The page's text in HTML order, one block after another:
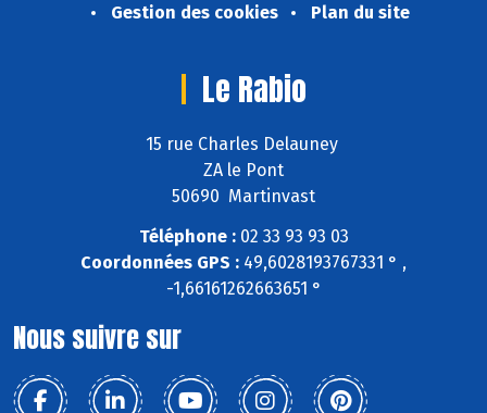
Gestion des cookies
Plan du site
Le Rabio
15 rue Charles Delauney
ZA le Pont
50690 Martinvast
Téléphone :02 33 93 93 03
Coordonnées GPS : 49,6028193767331 ° ,
-1,66161262663651 °
Nous suivre sur